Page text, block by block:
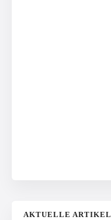
AKTUELLE ARTIKEL